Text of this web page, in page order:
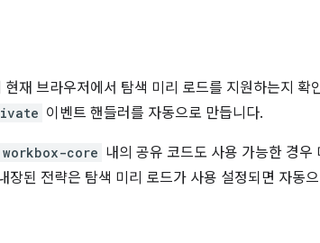
현재 브라우저에서 탐색 미리 로드를 지원하는지 확
이벤트 핸들러를 자동으로 만듭니다.
workbox-core 내의 공유 코드도 사용 가능한 경우
된 전략은 탐색 미리 로드가 사용 설정되면 자동